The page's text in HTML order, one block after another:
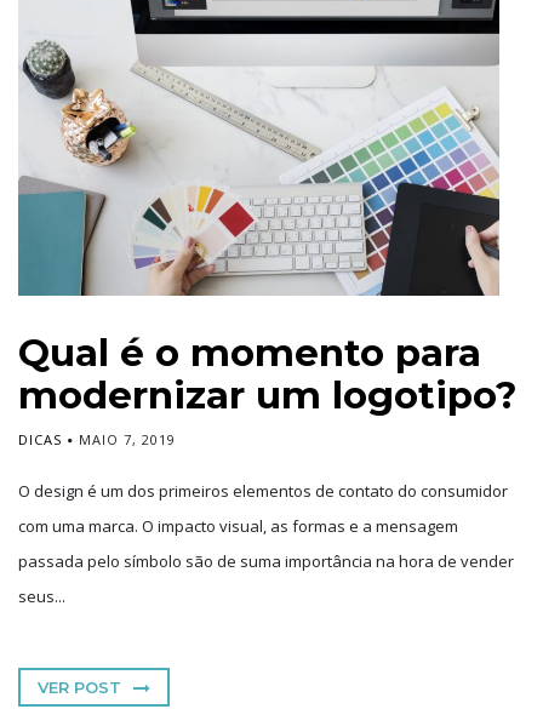
Qual é o momento para
modernizar um logotipo?
DICAS MAIO 7, 2019
O design é um dos primeiros elementos de contato do consumidor
com uma marca. O impacto visual, as formas e a mensagem
passada pelo símbolo são de suma importância na hora de vender
seus...
VER POST